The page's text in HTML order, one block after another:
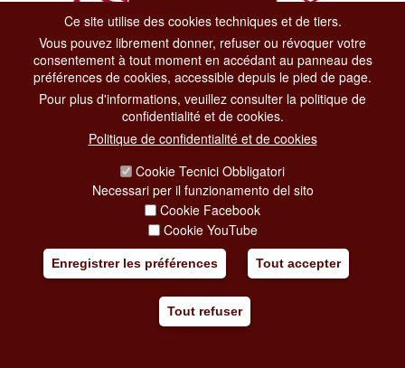
Dipartimento Grandi Eventi, Sport, Turismo e Moda.
Via di San Basilio, 51
00187 Roma
CONTACT CENTER TEL. 06 06 08
CONTATTA LA REDAZIONE
SOCIAL MEDIA POLICY
COPYRIGHT
Ce site utilise des cookies techniques et de tiers.
Vous pouvez librement donner, refuser ou révoquer votre
consentement à tout moment en accédant au panneau des
préférences de cookies, accessible depuis le pied de page.
Pour plus d'informations, veuillez consulter la politique de
confidentialité et de cookies.
Politique de confidentialité et de cookies
Cookie Tecnici Obbligatori
Necessari per il funzionamento del sito
Cookie Facebook
Cookie YouTube
Enregistrer les préférences Tout accepter
Tout refuser